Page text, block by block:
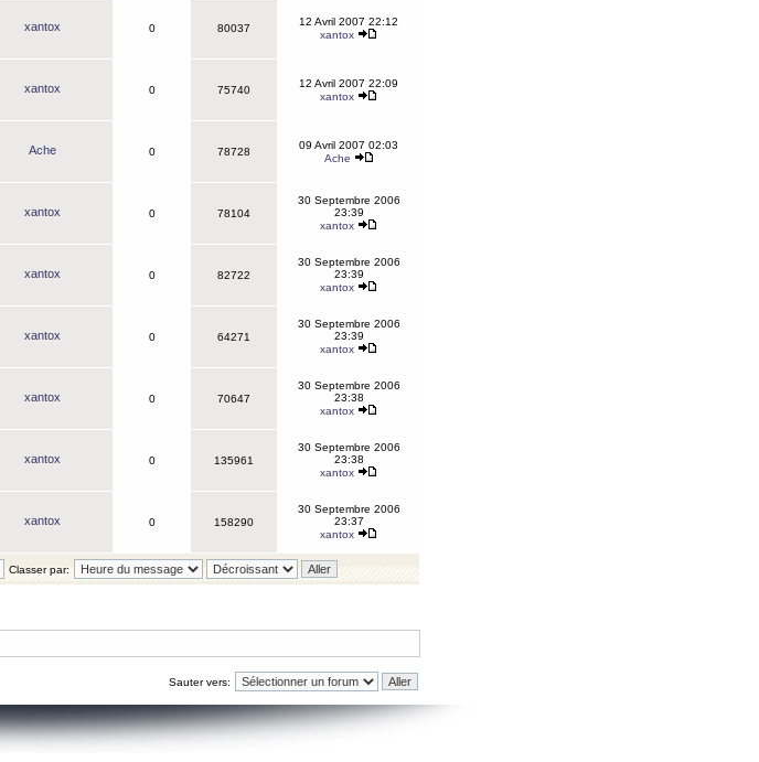
xantox 0 80037
12 Avril 2007 22:12
xantox
xantox 0 75740
12 Avril 2007 22:09
xantox
Ache 0 78728
09 Avril 2007 02:03
Ache
xantox 0 78104
30 Septembre 2006
23:39
xantox
xantox 0 82722
30 Septembre 2006
23:39
xantox
xantox 0 64271
30 Septembre 2006
23:39
xantox
xantox 0 70647
30 Septembre 2006
23:38
xantox
xantox 0 135961
30 Septembre 2006
23:38
xantox
xantox 0 158290
30 Septembre 2006
23:37
xantox
Classer par:
Sauter vers: